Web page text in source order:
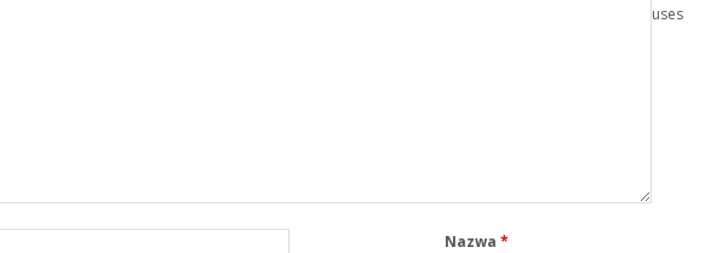
Nazwa *
uses